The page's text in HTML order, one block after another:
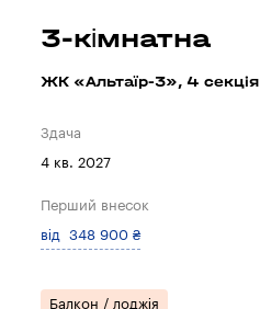
3-кімнатна
ЖК «Альтаїр-3», 4 секцiя
Здача
4 кв. 2027
Перший внесок
від 348 900 ₴
Балкон / лоджія